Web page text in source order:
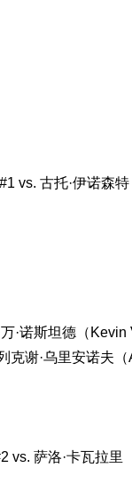
vs. 古托·伊诺森
·诺斯坦德（
克谢·乌里安诺夫
vs. 萨洛·卡瓦拉里